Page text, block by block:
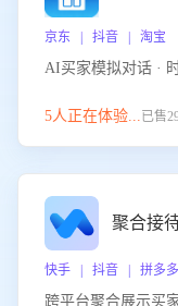
京东 | 抖音 | 淘宝
AI买家模拟对话 ·
5人正在体验...已售
聚合接
快手 | 抖音 | 拼多
跨平台聚合展示买